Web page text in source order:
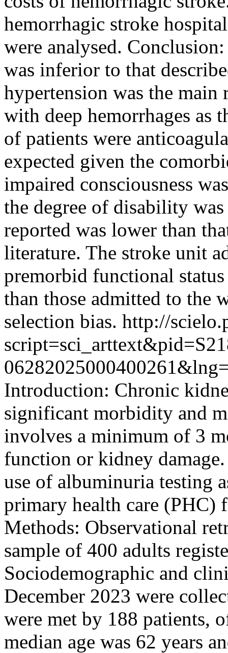
hemorrhagic stroke
were analysed.
was inferior to that
hypertension was the
with deep hemorrhages as
of patients were
expected given the
impaired consciousness
the degree of disability
reported was lower than
literature. The stroke unit
premorbid functional
than those admitted to the
selection bias. http://
Introduction: Chronic
significant morbidity and
involves a minimum of 3
function or kidney
use of albuminuria testing
primary health care
Methods: Observational
sample of 400 adults
Sociodemographic and
December 2023 were
were met by 188 patients,
median age was 62 years